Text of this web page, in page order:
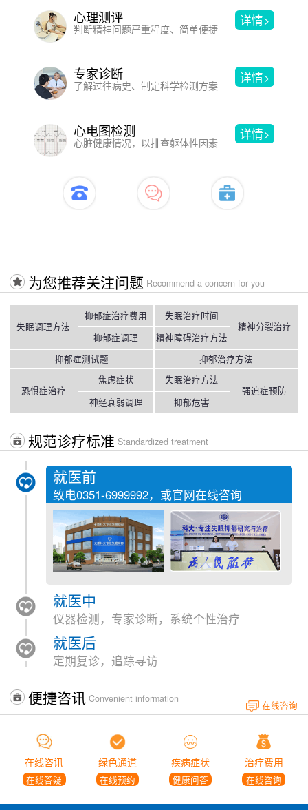
心理测评
判断精神问题严重程度、简单便捷
详情>
专家诊断
了解过往病史、制定科学检测方案
详情>
心电图检测
心脏健康情况，以排查躯体性因素
详情>
为您推荐关注问题 Recommend a concern for you
失眠调理方法
抑郁症治疗费用
抑郁症调理
失眠治疗时间
精神障碍治疗方法
精神分裂治疗
抑郁症测试题 抑郁治疗方法
恐惧症治疗
焦虑症状
神经衰弱调理
失眠治疗方法
抑郁危害
强迫症预防
规范诊疗标准 Standardized treatment
就医前
致电0351-6999992，或官网在线咨询
就医中
仪器检测，专家诊断，系统个性治疗
就医后
定期复诊，追踪寻访
便捷咨讯 Convenient information
在线咨询
在线咨讯
在线答疑
绿色通道
在线预约
疾病症状
健康问答
治疗费用
在线咨询